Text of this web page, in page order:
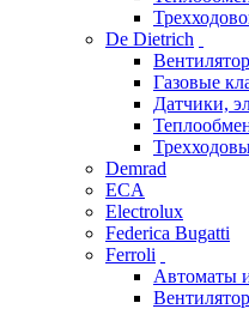
De Dietrich
Газовые
Датчики,
Demrad
ECA
Electrolux
Federica Bugatti
Ferroli
Автоматы